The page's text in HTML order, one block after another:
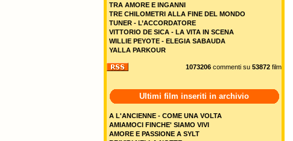
TRA AMORE E INGANNI
TRE CHILOMETRI ALLA FINE DEL MONDO
TUNER - L’ACCORDATORE
VITTORIO DE SICA - LA VITA IN SCENA
WILLIE PEYOTE - ELEGIA SABAUDA
YALLA PARKOUR
1073206 commenti su 53872 film
Ultimi film inseriti in archivio
A L'ANCIENNE - COME UNA VOLTA
AMIAMOCI FINCHE' SIAMO VIVI
AMORE E PASSIONE A SYLT